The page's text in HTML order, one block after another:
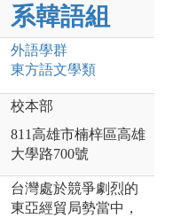
系韓語組
外語學群
東方語文學類
校本部
811高雄市楠梓區高雄
大學路700號
台灣處於競爭劇烈的
東亞經貿局勢當中，